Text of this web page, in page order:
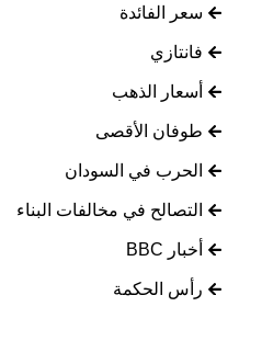
سعر الفائدة
فانتازي
أسعار الذهب
طوفان الأقصى
الحرب في السودان
التصالح في مخالفات البناء
أخبار BBC
رأس الحكمة